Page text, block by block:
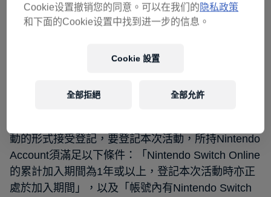
香港預購有條件 要加入NSO達一
動的形式接受登記，要登記本次活動，所持Nintendo
Account須滿足以下條件：「Nintendo Switch Online
的累計加入期間為1年或以上，登記本次活動時亦正
處於加入期間」，以及「帳號內有Nintendo Switch
Cookie设置撤销您的同意。可以在我们的 隐私政策
和下面的Cookie设置中找到进一步的信息。
Cookie 設置
全部拒絕 全部允許